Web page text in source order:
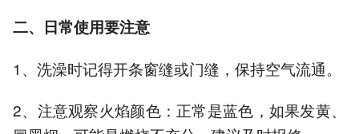
二、 日常使用要注意
1、洗澡时记得开条窗缝或门缝，保持空气流通。
2、注意观察火焰颜色：正常是蓝色，如果发黄、